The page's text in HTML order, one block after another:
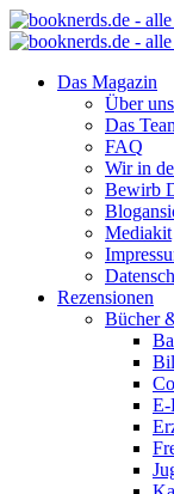
Das Magazin
Über uns
Das
FAQ
Wir in
Bewirb
Mediakit
Rezensionen
Bücher
E-